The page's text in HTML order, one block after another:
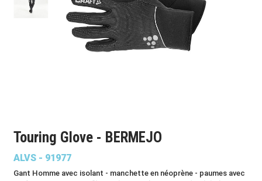
Touring Glove - BERMEJO
ALVS - 91977
Gant Homme avec isolant - manchette en néoprène - paumes avec